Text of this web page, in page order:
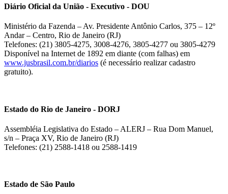
Diário Oficial da União - Executivo - DOU
Ministério da Fazenda – Av. Presidente Antônio Carlos, 375 – 12º
Andar – Centro, Rio de Janeiro (RJ)
Telefones: (21) 3805-4275, 3008-4276, 3805-4277 ou 3805-4279
Disponível na Internet de 1892 em diante (com falhas) em
www.jusbrasil.com.br/diarios (é necessário realizar cadastro
gratuito).
Estado do Rio de Janeiro - DORJ
Assembléia Legislativa do Estado – ALERJ – Rua Dom Manuel,
s/n – Praça XV, Rio de Janeiro (RJ)
Telefones: (21) 2588-1418 ou 2588-1419
Estado de São Paulo